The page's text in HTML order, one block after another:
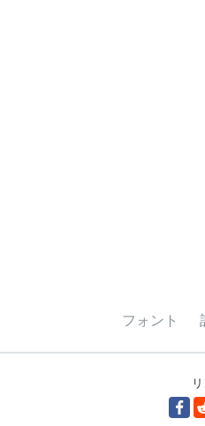
フォント